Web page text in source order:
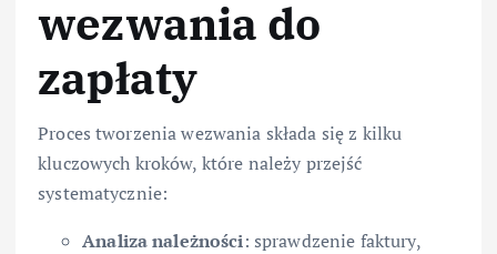
wezwania do
zapłaty
Proces tworzenia wezwania składa się z kilku
kluczowych kroków, które należy przejść
systematycznie:
Analiza należności: sprawdzenie faktury,